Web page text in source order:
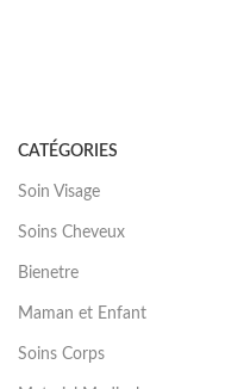
CATÉGORIES
Soin Visage
Soins Cheveux
Bienetre
Maman et Enfant
Soins Corps